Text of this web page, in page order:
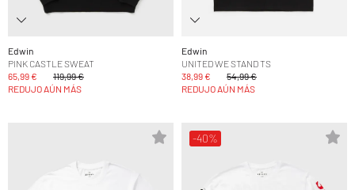
Edwin
PINK CASTLE SWEAT
65,99 €
119,99 €
REDUJO AÚN MÁS
Edwin
UNITED WE STAND TS
38,99 €
54,99 €
REDUJO AÚN MÁS
-40%